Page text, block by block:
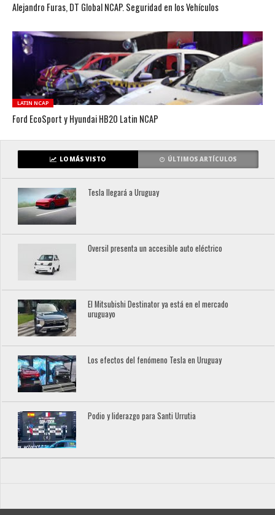
Alejandro Furas, DT Global NCAP. Seguridad en los Vehículos
LATIN NCAP
Ford EcoSport y Hyundai HB20 Latin NCAP
LO MÁS VISTO ÚLTIMOS ARTÍCULOS
Tesla llegará a Uruguay
Oversil presenta un accesible auto eléctrico
El Mitsubishi Destinator ya está en el mercado
uruguayo
Los efectos del fenómeno Tesla en Uruguay
Podio y liderazgo para Santi Urrutia